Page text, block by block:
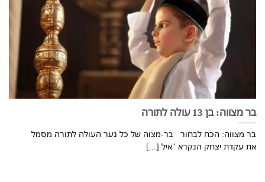
בר מצווה: בן 13 עולה לתורה
בר מצווה: הכח לבחור בר-מצוה של כל נער העולה לתורה מסמל
את עקדת יצחק הנקרא "איל [...]